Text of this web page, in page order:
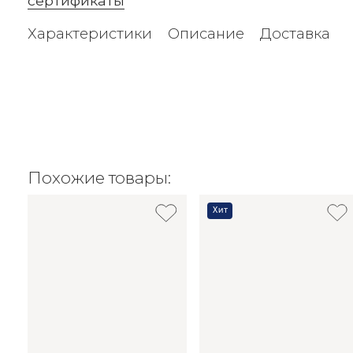
Характеристики Описание Доставка
Похожие товары:
Хит